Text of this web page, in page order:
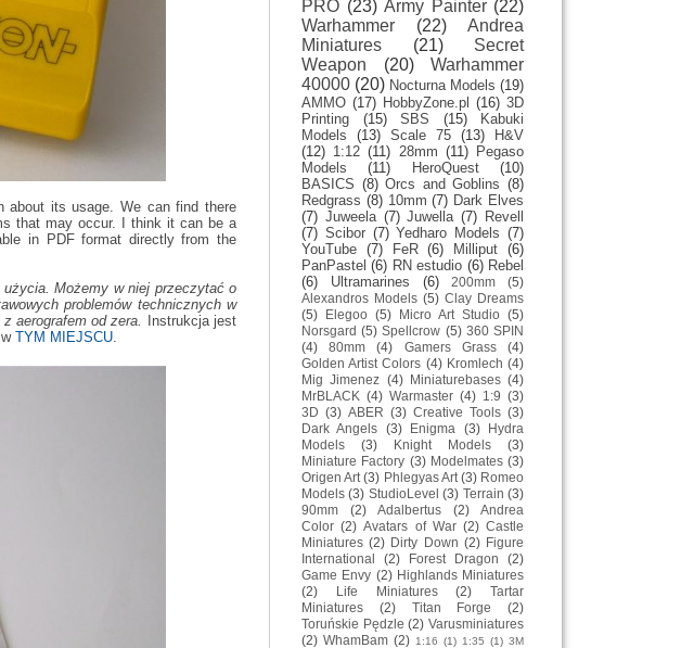
about its usage. We can find there
that may occur. I think it can be a
in PDF format directly from the
użycia. Możemy w niej przeczytać o
problemów technicznych w
aerografem od zera. Instrukcja jest
TYM MIEJSCU
PRO (23) Army Painter (22)
Warhammer
(22)
Andrea
Miniatures
(21)
Secret
Weapon
(20)
Warhammer
40000 (20) Nocturna Models (19)
AMMO (17) HobbyZone.pl (16) 3D
Printing
(15) SBS (15)
Kabuki
Models
(13) Scale 75 (13)
H&V
(12) 1:12 (11) 28mm (11) Pegaso
Models
(11) HeroQuest
(10)
BASICS (8) Orcs and Goblins (8)
Redgrass (8) 10mm (7) Dark Elves
(7) Juweela (7) Juwella (7) Revell
(7) Scibor (7) Yedharo Models (7)
YouTube (7) FeR (6) Milliput
(6)
PanPastel (6) RN estudio (6) Rebel
(6)
Ultramarines (6) 200mm
(5)
Alexandros Models (5) Clay Dreams
(5)
Elegoo (5) Micro Art Studio (5)
Norsgard (5) Spellcrow (5) 360 SPIN
(4)
80mm (4) Gamers Grass
(4)
Golden Artist Colors (4) Kromlech (4)
Mig Jimenez (4) Miniaturebases (4)
MrBLACK (4) Warmaster (4) 1:9 (3)
3D (3) ABER (3) Creative Tools (3)
Dark Angels
(3) Enigma (3)
Hydra
Models
(3) Knight Models
(3)
Miniature Factory (3) Modelmates (3)
Origen Art (3) Phlegyas Art (3) Romeo
Models (3) StudioLevel (3) Terrain (3)
90mm
(2) Adalbertus (2)
Andrea
Color (2) Avatars of War (2) Castle
Miniatures (2) Dirty Down (2) Figure
International
(2) Forest Dragon
(2)
Game Envy (2) Highlands Miniatures
(2)
Life Miniatures (2)
Tartar
Miniatures
(2) Titan Forge
(2)
Toruńskie Pędzle (2) Varusminiatures
(2) WhamBam (2) 1:16 (1) 1:35 (1) 3M